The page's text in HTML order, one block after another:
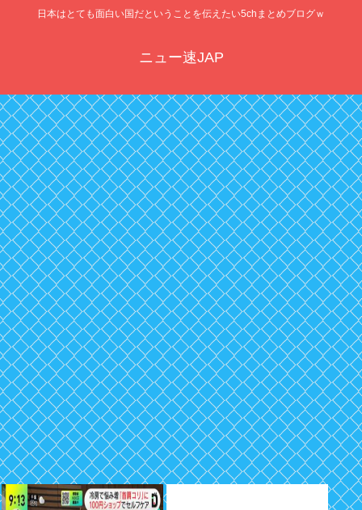
日本はとても面白い国だということを伝えたい5chまとめブログｗ
ニュー速JAP